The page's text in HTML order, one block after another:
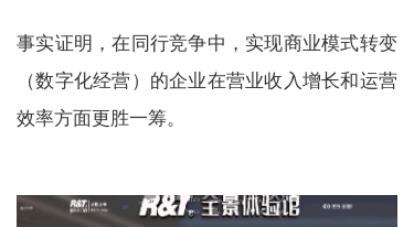
事实证明，在同行竞争中，实现商业模式转变
（数字化经营）的企业在营业收入增长和运营
效率方面更胜一筹。